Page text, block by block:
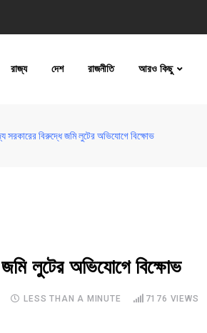
রাজ্য দেশ রাজনীতি আরও কিছু
বিরুদ্ধে জমি লুটের অভিযোগে বিক্ষোভ
লুটের অভিযোগে বিক্ষোভ
LESS THAN A MINUTE 7176 VIEWS